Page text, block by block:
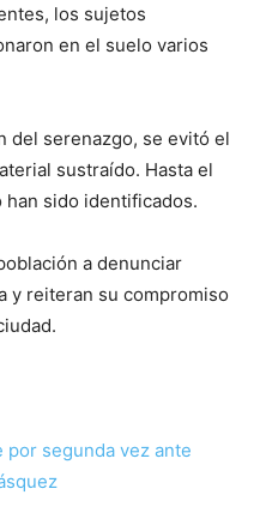
los sujetos
en el suelo varios
del serenazgo, se evitó el
sustraído. Hasta el
sido identificados.
a denunciar
y reiteran su compromiso
segunda vez ante